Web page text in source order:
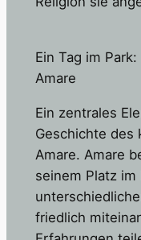
Ein Tag im
Amare
Ein zentrales
Geschichte des
Amare. Amare
seinem Platz
friedlich